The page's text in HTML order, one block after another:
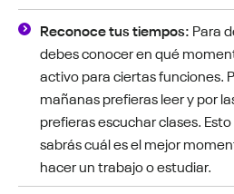
Reconoce tus tiempos: Para
debes conocer en qué
activo para ciertas funciones.
mañanas prefieras leer y por
prefieras escuchar clases.
sabrás cuál es el mejor
hacer un trabajo o estudiar.